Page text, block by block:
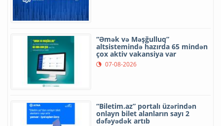
“Əmək və Məşğulluq”
altsistemində hazırda 65 mindən
çox aktiv vakansiya var
07-08-2026
“Biletim.az” portalı üzərindən
onlayn bilet alanların sayı 2
dəfəyədək artıb